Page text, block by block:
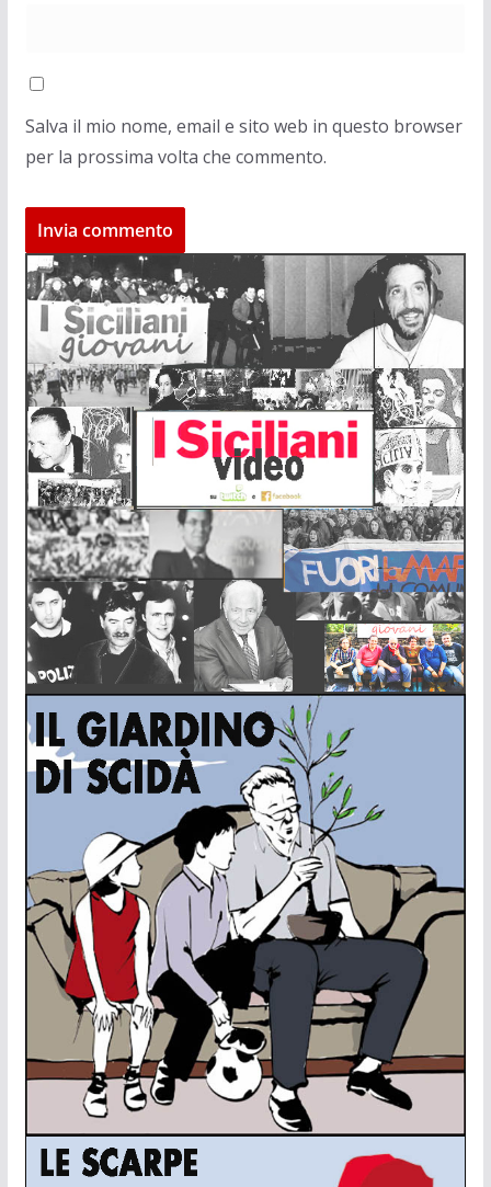
Salva il mio nome, email e sito web in questo browser
per la prossima volta che commento.